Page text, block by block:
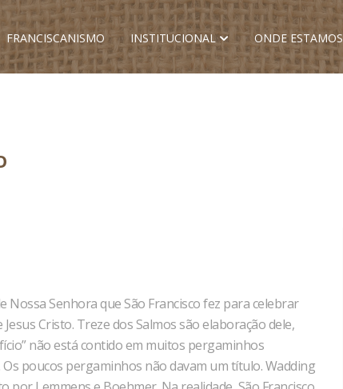
FRANCISCANISMO INSTITUCIONAL ONDE ESTAMOS
Nossa Senhora que São Francisco fez para celebrar
Cristo. Treze dos Salmos são elaboração dele,
não está contido em muitos pergaminhos
poucos pergaminhos não davam um título. Wadding